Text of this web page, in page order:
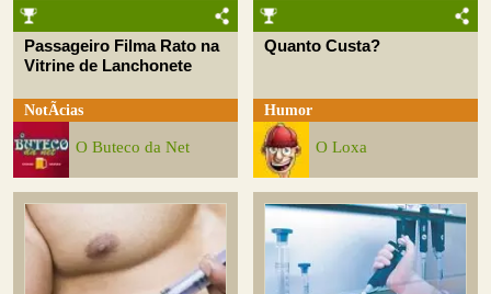
Passageiro Filma Rato na
Vitrine de Lanchonete
NotÃ­cias
O Buteco da Net
Quanto Custa?
Humor
O Loxa